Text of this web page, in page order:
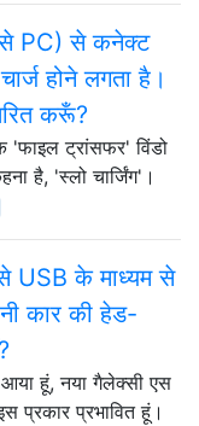
PC) से कनेक्ट
होने लगता है।
करूँ?
ट्रांसफर' विंडो
है, 'स्लो चार्जिंग'।
USB के माध्यम से
कार की हेड-
हूं, नया गैलेक्सी एस
प्रकार प्रभावित हूं।